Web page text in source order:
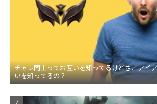
チャレ同士ってお互いを知ってるけどさ、アイ
いを知ってるの？